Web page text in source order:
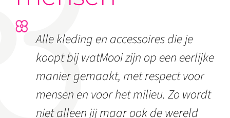
Alle kleding en accessoires die je
koopt bij watMooi zijn op een eerlijke
manier gemaakt, met respect voor
mensen en voor het milieu. Zo wordt
niet alleen jij maar ook de wereld